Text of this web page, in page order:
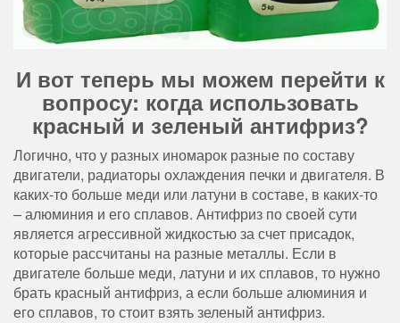
И вот теперь мы можем перейти к
вопросу: когда использовать
красный и зеленый антифриз?
Логично, что у разных иномарок разные по составу
двигатели, радиаторы охлаждения печки и двигателя. В
каких-то больше меди или латуни в составе, в каких-то
– алюминия и его сплавов. Антифриз по своей сути
является агрессивной жидкостью за счет присадок,
которые рассчитаны на разные металлы. Если в
двигателе больше меди, латуни и их сплавов, то нужно
брать красный антифриз, а если больше алюминия и
его сплавов, то стоит взять зеленый антифриз.